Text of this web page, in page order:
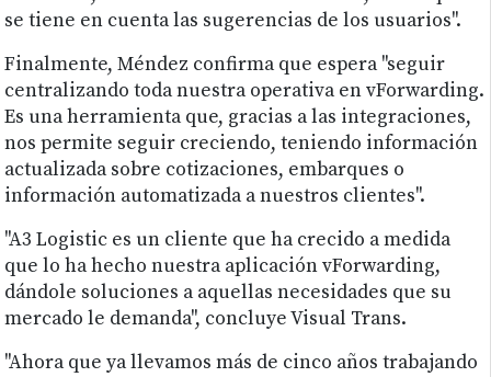
se tiene en cuenta las sugerencias de los usuarios".
Finalmente, Méndez confirma que espera "seguir
centralizando toda nuestra operativa en vForwarding.
Es una herramienta que, gracias a las integraciones,
nos permite seguir creciendo, teniendo información
actualizada sobre cotizaciones, embarques o
información automatizada a nuestros clientes".
"A3 Logistic es un cliente que ha crecido a medida
que lo ha hecho nuestra aplicación vForwarding,
dándole soluciones a aquellas necesidades que su
mercado le demanda", concluye Visual Trans.
"Ahora que ya llevamos más de cinco años trabajando